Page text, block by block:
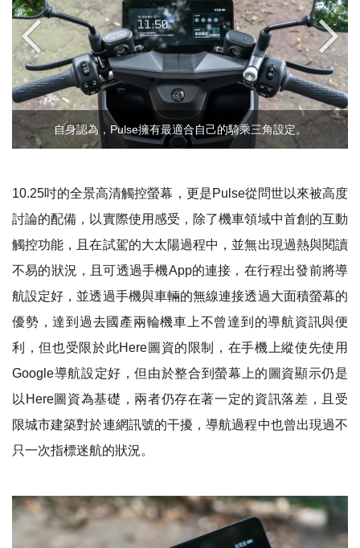
自身認為，Pulse擁有最適合自己的騎乘三角設定。
10.25吋的全景高清觸控螢幕，更是Pulse從問世以來被高度
討論的配備，以實際使用感受，除了機車領域中首創的互動
觸控功能，且在試駕的大太陽過程中，並無出現過熱與閱讀
不易的狀況，且可透過手機App的連接，在行程出發前將導
航設定好，並透過手機與車輛的無線連接透過大面積螢幕的
優勢，達到過去國產兩輪機車上不曾達到的導航資訊與便
利，但也受限於此Here圖資的限制，在手機上縱使先使用
Google導航設定好，但由於整合到螢幕上的圖資顯示仍是
以 Here圖資為基礎，兩者仍存在著一定的資訊落差，且受
限城市建築對於連網訊號的干擾，導航過程中也曾出現過不
只一次指標迷航的狀況。